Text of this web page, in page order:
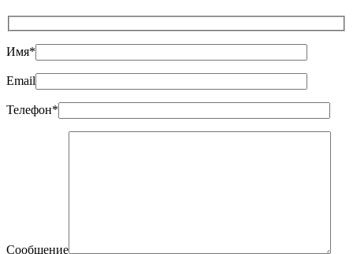
Имя*
Email
Телефон*
Сообщение